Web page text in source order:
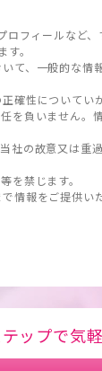
フィールなど
。
て、一般的な情
確性についてい
を負いません。
社の故意又は重
を禁じます。
情報をご提供い
ップで気